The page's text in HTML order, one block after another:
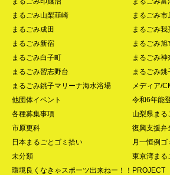
まるごみ山梨韮崎
まるごみ市
まるごみ成田
まるごみ我
まるごみ新宿
まるごみ旭
まるごみ白子町
まるごみ神
まるごみ習志野台
まるごみ銚
まるごみ銚子マリーナ海水浴場
メディア/
他団体イベント
令和6年能
各種募集事項
山梨県まる
市原更科
復興支援弁
日本まるごとゴミ拾い
月一恒例ゴ
未分類
東京湾まる
環境良くなきゃスポーツ出来ねー！！PROJECT